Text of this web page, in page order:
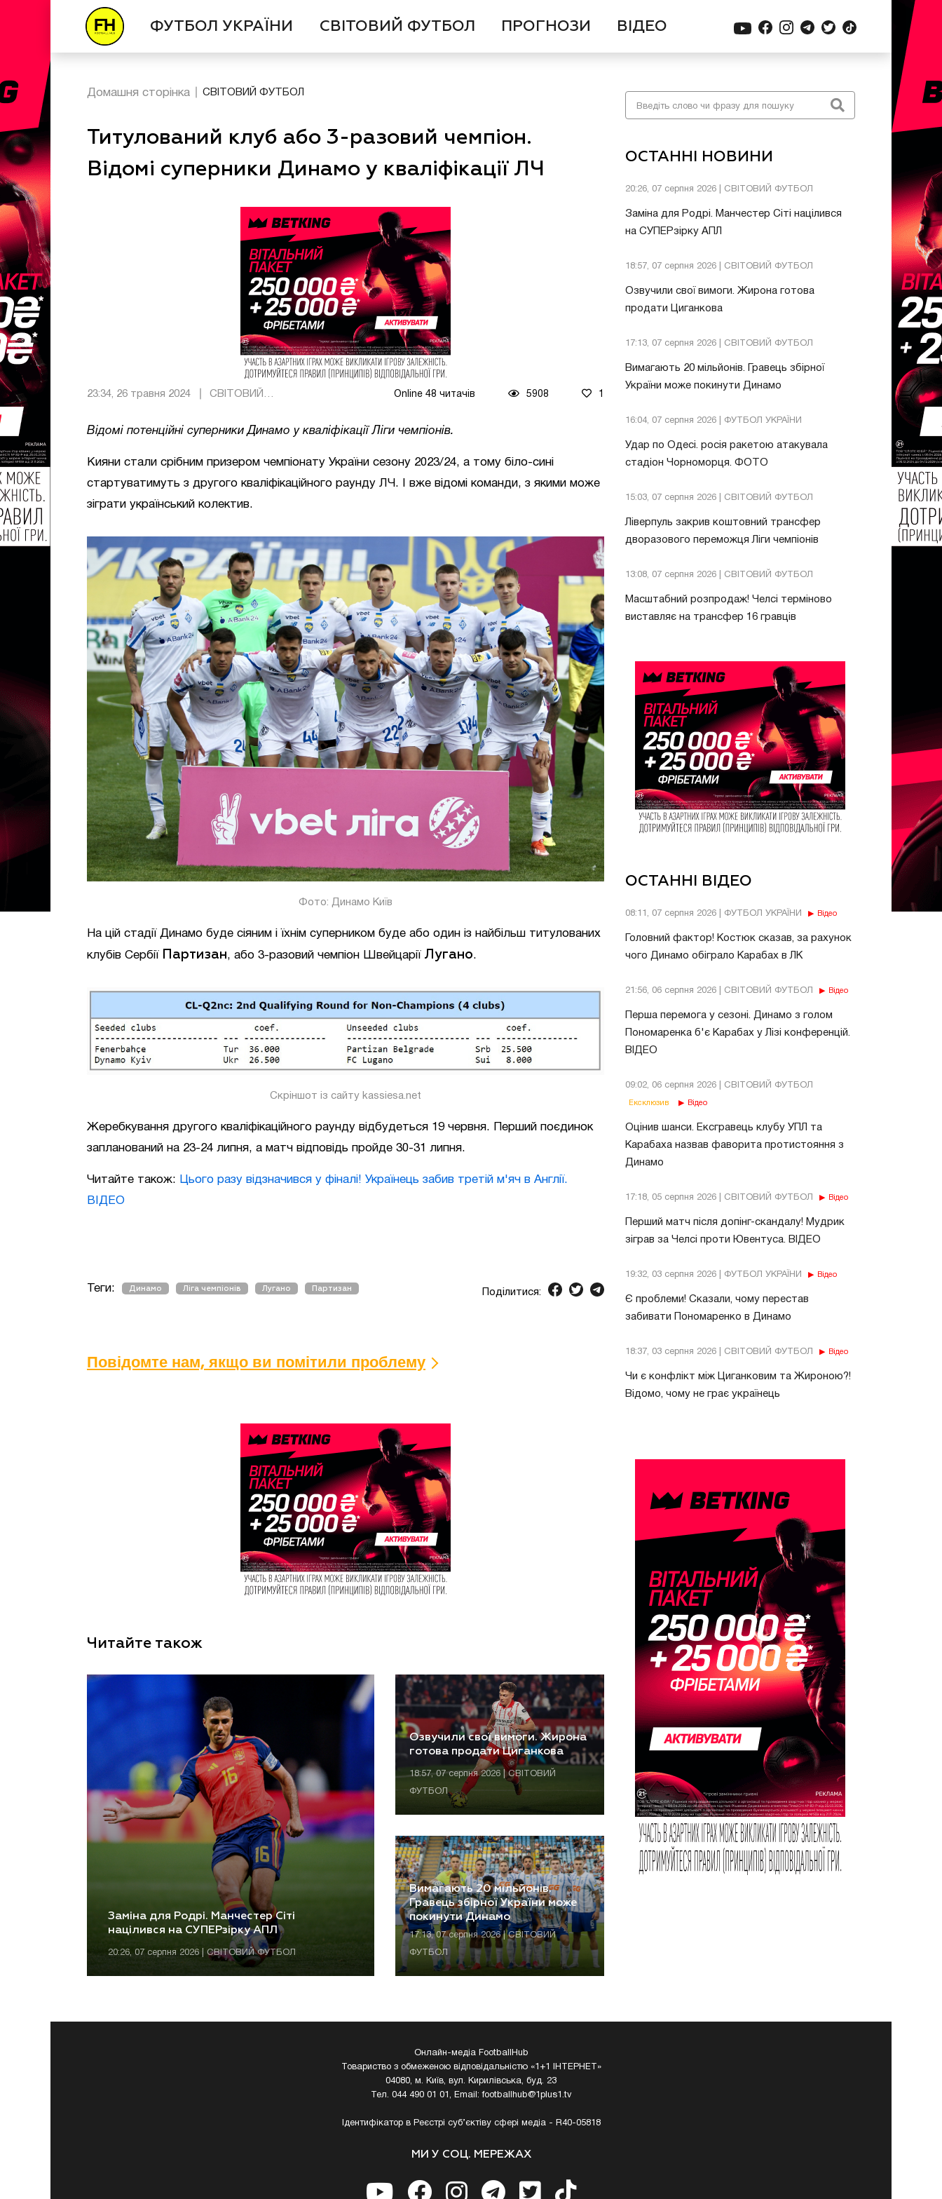
ФУТБОЛ УКРАЇНИ СВІТОВИЙ ФУТБОЛ ПРОГНОЗИ ВІДЕО
ОСТАННІ НОВИНИ
20:26, 07 серпня 2026 | СВІТОВИЙ ФУТБОЛ
Заміна для Родрі. Манчестер Сіті націлився
на СУПЕРзірку АПЛ
18:57, 07 серпня 2026 | СВІТОВИЙ ФУТБОЛ
Озвучили свої вимоги. Жирона готова
продати Циганкова
17:13, 07 серпня 2026 | СВІТОВИЙ ФУТБОЛ
Вимагають 20 мільйонів. Гравець збірної
України може покинути Динамо
16:04, 07 серпня 2026 | ФУТБОЛ УКРАЇНИ
Удар по Одесі. росія ракетою атакувала
стадіон Чорноморця. ФОТО
15:03, 07 серпня 2026 | СВІТОВИЙ ФУТБОЛ
Ліверпуль закрив коштовний трансфер
дворазового переможця Ліги чемпіонів
13:08, 07 серпня 2026 | СВІТОВИЙ ФУТБОЛ
Масштабний розпродаж! Челсі терміново
виставляє на трансфер 16 гравців
ОСТАННІ ВІДЕО
08:11, 07 серпня 2026 | ФУТБОЛ УКРАЇНИ Відео
Головний фактор! Костюк сказав, за рахунок
чого Динамо обіграло Карабах в ЛК
21:56, 06 серпня 2026 | СВІТОВИЙ ФУТБОЛ Відео
Перша перемога у сезоні. Динамо з голом
Пономаренка б'є Карабах у Лізі конференцій.
ВІДЕО
09:02, 06 серпня 2026 | СВІТОВИЙ ФУТБОЛ
Ексклюзив Відео
Оцінив шанси. Ексгравець клубу УПЛ та
Карабаха назвав фаворита протистояння з
Динамо
17:18, 05 серпня 2026 | СВІТОВИЙ ФУТБОЛ Відео
Перший матч після допінг-скандалу! Мудрик
зіграв за Челсі проти Ювентуса. ВІДЕО
19:32, 03 серпня 2026 | ФУТБОЛ УКРАЇНИ Відео
Є проблеми! Сказали, чому перестав
забивати Пономаренко в Динамо
18:37, 03 серпня 2026 | СВІТОВИЙ ФУТБОЛ Відео
Чи є конфлікт між Циганковим та Жироною?!
Відомо, чому не грає українець
Домашня сторінка СВІТОВИЙ ФУТБОЛ
Титулований клуб або 3-разовий чемпіон.
Відомі суперники Динамо у кваліфікації ЛЧ
23:34, 26 травня 2024 Online 48 читачів 5908 1
Відомі потенційні суперники Динамо у кваліфікації Ліги чемпіонів.
Кияни стали срібним призером чемпіонату України сезону 2023/24, а тому біло-сині
стартуватимуть з другого кваліфікаційного раунду ЛЧ. І вже відомі команди, з якими може
зіграти український колектив.
Фото: Динамо Київ
На цій стадії Динамо буде сіяним і їхнім суперником буде або один із найбільш титулованих
клубів Сербії Партизан, або 3-разовий чемпіон Швейцарії Лугано.
Скріншот із сайту kassiesa.net
Жеребкування другого кваліфікаційного раунду відбудеться 19 червня. Перший поєдинок
запланований на 23-24 липня, а матч відповідь пройде 30-31 липня.
Читайте також: Цього разу відзначився у фіналі! Українець забив третій м'яч в Англії.
ВІДЕО
Теги: Динамо Ліга чемпіонів Лугано Партизан Поділитися:
Повідомте нам, якщо ви помітили проблему
Читайте також
Заміна для Родрі. Манчестер Сіті
націлився на СУПЕРзірку АПЛ
20:26, 07 серпня 2026 | СВІТОВИЙ ФУТБОЛ
Озвучили свої вимоги. Жирона
готова продати Циганкова
18:57, 07 серпня 2026 | СВІТОВИЙ
ФУТБОЛ
Вимагають 20 мільйонів.
Гравець збірної України може
покинути Динамо
17:13, 07 серпня 2026 | СВІТОВИЙ
ФУТБОЛ
Онлайн-медіа FootballHub
Товариство з обмеженою відповідальністю «1+1 ІНТЕРНЕТ»
04080, м. Київ, вул. Кирилівська, буд. 23
Тел. 044 490 01 01, Email:footballhub@1plus1.tv
Ідентифікатор в Реєстрі суб’єктіву сфері медіа - R40-05818
МИ У СОЦ. МЕРЕЖАХ